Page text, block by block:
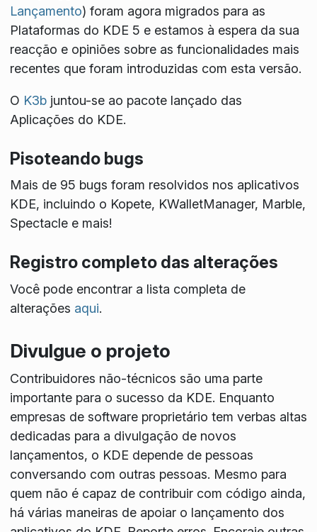
Lançamento) foram agora migrados para as
Plataformas do KDE 5 e estamos à espera da sua
reacção e opiniões sobre as funcionalidades mais
recentes que foram introduzidas com esta versão.
O K3bjuntou-se ao pacote lançado das
Aplicações do KDE.
Pisoteando bugs
Mais de 95 bugs foram resolvidos nos aplicativos
KDE, incluindo o Kopete, KWalletManager, Marble,
Spectacle e mais!
Registro completo das alterações
Você pode encontrar a lista completa de
alterações aqui.
Divulgue o projeto
Contribuidores não-técnicos são uma parte
importante para o sucesso da KDE. Enquanto
empresas de software proprietário tem verbas altas
dedicadas para a divulgação de novos
lançamentos, o KDE depende de pessoas
conversando com outras pessoas. Mesmo para
quem não é capaz de contribuir com código ainda,
há várias maneiras de apoiar o lançamento dos